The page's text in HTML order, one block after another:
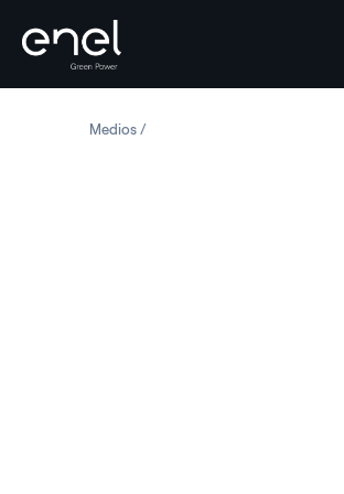
MediosEn Grecia la economía circular